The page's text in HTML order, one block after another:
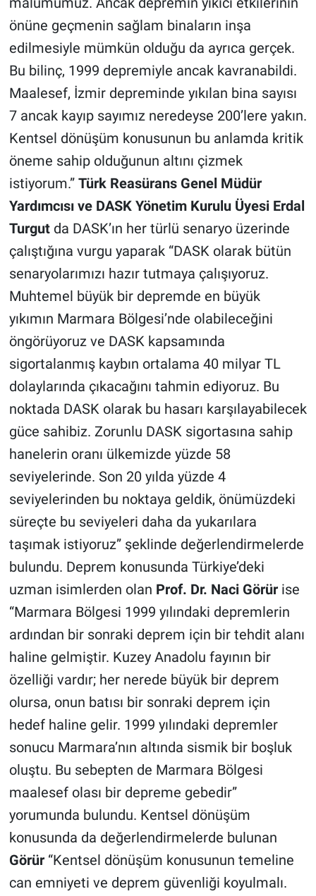
önüne geçmenin sağlam binaların inşa
edilmesiyle mümkün olduğu da ayrıca gerçek.
Bu bilinç, 1999 depremiyle ancak kavranabildi.
Maalesef, İzmir depreminde yıkılan bina sayısı
7 ancak kayıp sayımız neredeyse 200’lere yakın.
Kentsel dönüşüm konusunun bu anlamda kritik
öneme sahip olduğunun altını çizmek
istiyorum.” Türk Reasürans Genel Müdür
Yardımcısı ve DASK Yönetim Kurulu Üyesi Erdal
Turgutda DASK’ın her türlü senaryo üzerinde
çalıştığına vurgu yaparak “DASK olarak bütün
senaryolarımızı hazır tutmaya çalışıyoruz.
Muhtemel büyük bir depremde en büyük
yıkımın Marmara Bölgesi’nde olabileceğini
öngörüyoruz ve DASK kapsamında
sigortalanmış kaybın ortalama 40 milyar TL
dolaylarında çıkacağını tahmin ediyoruz. Bu
noktada DASK olarak bu hasarı karşılayabilecek
güce sahibiz. Zorunlu DASK sigortasına sahip
hanelerin oranı ülkemizde yüzde 58
seviyelerinde. Son 20 yılda yüzde 4
seviyelerinden bu noktaya geldik, önümüzdeki
süreçte bu seviyeleri daha da yukarılara
taşımak istiyoruz” şeklinde değerlendirmelerde
bulundu. Deprem konusunda Türkiye’deki
uzman isimlerden olan Prof. Dr. Naci Görürise
“Marmara Bölgesi 1999 yılındaki depremlerin
ardından bir sonraki deprem için bir tehdit alanı
haline gelmiştir. Kuzey Anadolu fayının bir
özelliği vardır; her nerede büyük bir deprem
olursa, onun batısı bir sonraki deprem için
hedef haline gelir. 1999 yılındaki depremler
sonucu Marmara’nın altında sismik bir boşluk
oluştu. Bu sebepten de Marmara Bölgesi
maalesef olası bir depreme gebedir”
yorumunda bulundu. Kentsel dönüşüm
konusunda da değerlendirmelerde bulunan
Görür“Kentsel dönüşüm konusunun temeline
can emniyeti ve deprem güvenliği koyulmalı.